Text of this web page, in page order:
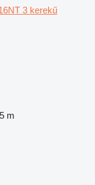
3 kerekű
m